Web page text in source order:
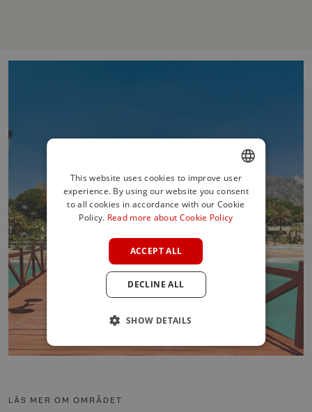
LÄS MER OM OMRÅDET
ENGLISH
SPANISH
This website uses cookies to improve user
experience. By using our website you consent
to all cookies in accordance with our Cookie
Policy. Read more about Cookie Policy
ACCEPT ALL
DECLINE ALL
SHOW DETAILS